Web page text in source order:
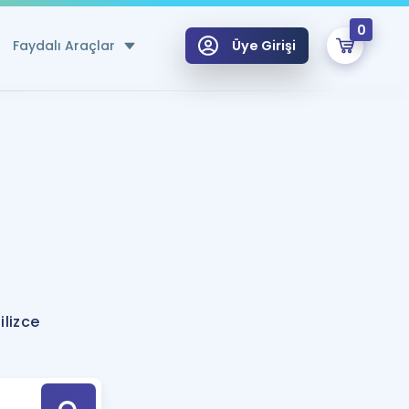
Faydalı Araçlar
Hesaplama Aracı
için Öneriler
Tek Takvimde
Üye Girişi
0